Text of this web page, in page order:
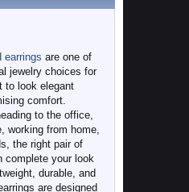
earrings are one of
jewelry choices for
to look elegant
comfort.
to the office,
working from home,
the right pair of
complete your look
durable, and
are designed